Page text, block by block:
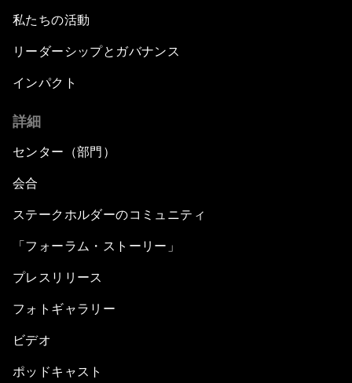
私たちの活動
リーダーシップとガバナンス
インパクト
詳細
センター（部門）
会合
ステークホルダーのコミュニティ
「フォーラム・ストーリー」
プレスリリース
フォトギャラリー
ビデオ
ポッドキャスト